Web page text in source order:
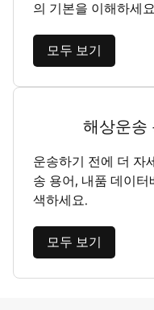
의 기본을 이해하세
모두 보기
해상운송
운송하기 전에 더 자
송 용어, 내품 데이
색하세요.
모두 보기